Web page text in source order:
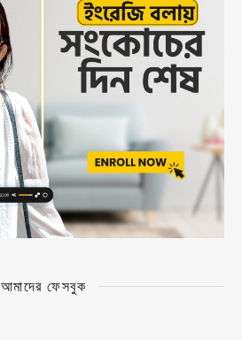
আমাদের ফেসবুক